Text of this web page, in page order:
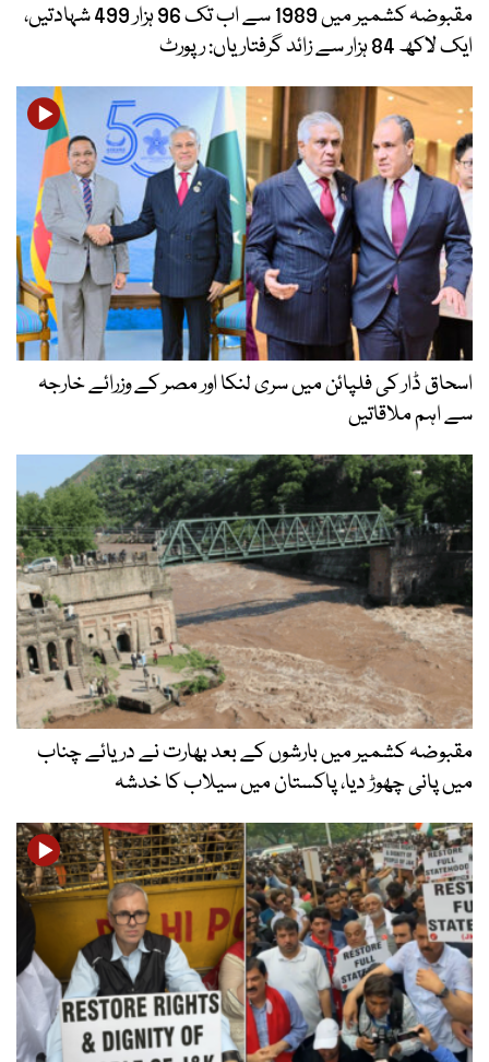
مقبوضہ کشمیر میں 1989 سے اب تک 96 ہزار 499 شہادتیں،
ایک لاکھ 84 ہزار سے زائد گرفتاریاں: رپورٹ
اسحاق ڈار کی فلپائن میں سری لنکا اور مصر کے وزرائے خارجہ
سے اہم ملاقاتیں
مقبوضہ کشمیر میں بارشوں کے بعد بھارت نے دریائے چناب
میں پانی چھوڑ دیا، پاکستان میں سیلاب کا خدشہ